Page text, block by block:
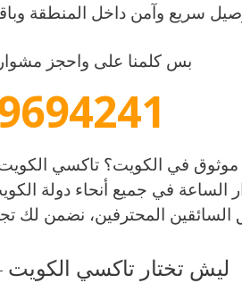
سريع وآمن داخل المنطقة
بس كلمنا على واحجز
في جميع أنحاء دولة
السائقين المحترفين، نضمن لك
ليش تختار تاكسي الكويت 24 ساعة ؟